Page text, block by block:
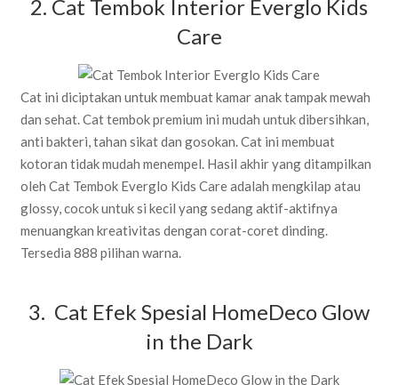
2. Cat Tembok Interior Everglo Kids
Care
Cat ini diciptakan untuk membuat kamar anak tampak mewah
dan sehat. Cat tembok premium ini mudah untuk dibersihkan,
anti bakteri, tahan sikat dan gosokan. Cat ini membuat
kotoran tidak mudah menempel. Hasil akhir yang ditampilkan
oleh Cat Tembok Everglo Kids Care adalah mengkilap atau
glossy, cocok untuk si kecil yang sedang aktif-aktifnya
menuangkan kreativitas dengan corat-coret dinding.
Tersedia 888 pilihan warna.
3. Cat Efek Spesial HomeDeco Glow
in the Dark